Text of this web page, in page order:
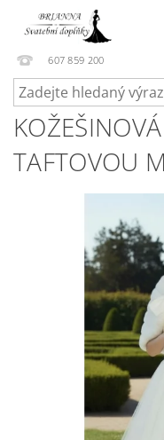
607 859 200
TAFTOVOU